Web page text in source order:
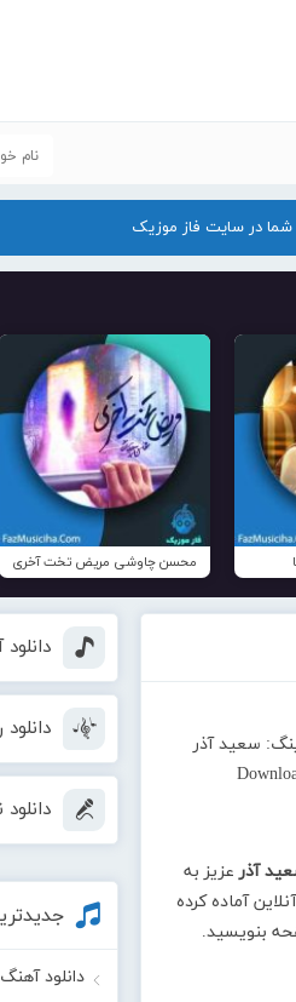
در سایت فاز موزیک
محسن چاوشی مریض تخت آخری
سعید آذر
آذرعزیز به
و پخش آنلاین آماده کرده
بنویسید.
دانلود